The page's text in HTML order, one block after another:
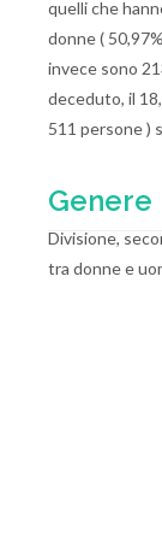
quelli che
donne (
invece sono
deceduto, il
511 persone )
Genere
Divisione,
tra donne e